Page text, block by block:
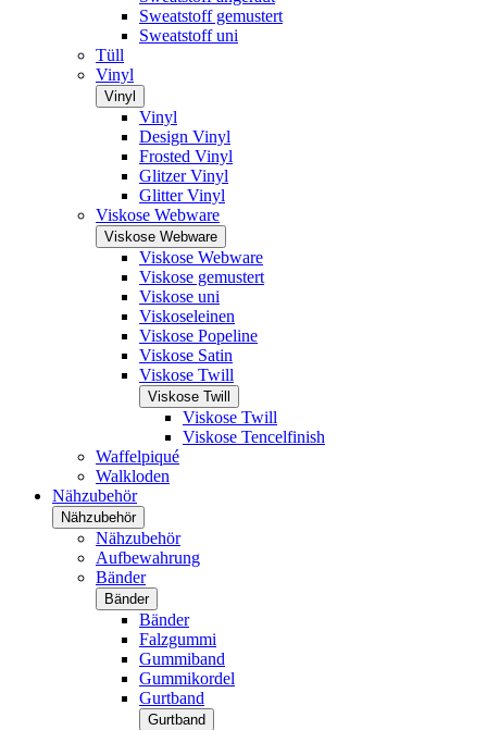
Sweatstoff gemustert
Sweatstoff uni
Tüll
Vinyl
Vinyl
Vinyl
Design Vinyl
Frosted Vinyl
Glitzer Vinyl
Glitter Vinyl
Viskose Webware
Viskose Webware
Viskose Webware
Viskose gemustert
Viskose uni
Viskoseleinen
Viskose Popeline
Viskose Satin
Viskose Twill
Viskose Twill
Viskose Twill
Viskose Tencelfinish
Waffelpiqué
Walkloden
Nähzubehör
Nähzubehör
Nähzubehör
Aufbewahrung
Bänder
Bänder
Bänder
Falzgummi
Gummiband
Gummikordel
Gurtband
Gurtband